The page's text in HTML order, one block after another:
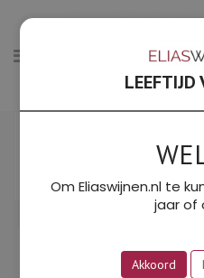
Filter
SORTEER OP
LEEFTIJD
Om Eliaswijnen.nl te
jaar of
Akkoord